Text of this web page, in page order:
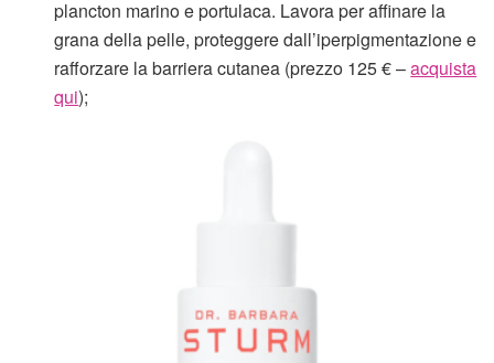
plancton marino e portulaca. Lavora per affinare la
grana della pelle, proteggere dall’iperpigmentazione e
rafforzare la barriera cutanea (prezzo 125 € –acquista
qui);